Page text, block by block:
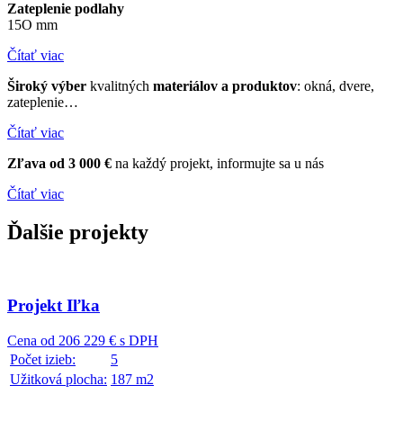
Zateplenie podlahy
15O mm
Čítať viac
Široký výber kvalitných materiálov a produktov: okná, dvere,
zateplenie…
Čítať viac
Zľava od 3 000 € na každý projekt, informujte sa u nás
Čítať viac
Ďalšie projekty
Projekt Iľka
Cena od 206 229 € s DPH
Počet izieb:
5
Užitková plocha: 187 m2